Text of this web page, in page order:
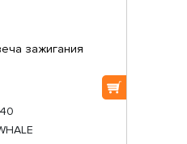
зажигания